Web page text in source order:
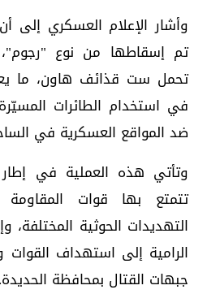
وأشار الإعلام العسكري إلى
تم إسقاطها من نوع
تحمل ست قذائف هاون، ما
في استخدام الطائرات
ضد المواقع العسكرية في
وتأتي هذه العملية في إطار
تتمتع بها قوات المقاومة
التهديدات الحوثية المختلفة،
الرامية إلى استهداف
جبهات القتال بمحافظة الحديدة.